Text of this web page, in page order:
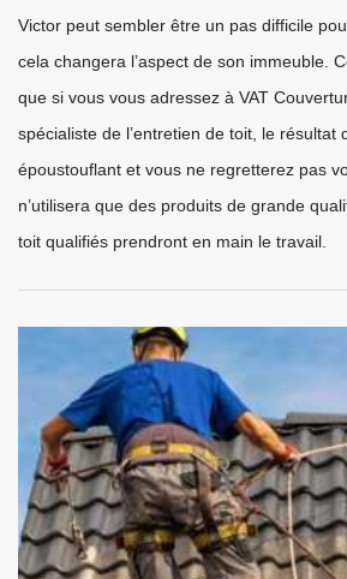
Victor peut sembler être un pas difficile
cela changera l’aspect de son immeuble.
que si vous vous adressez à VAT
spécialiste de l’entretien de toit, le résultat
époustouflant et vous ne regretterez pas
n’utilisera que des produits de grande
toit qualifiés prendront en main le travail.